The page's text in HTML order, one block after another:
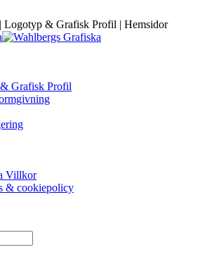
Logotyp & Grafisk Profil | Hemsidor
Grafisk Profil
Villkor
& cookiepolicy